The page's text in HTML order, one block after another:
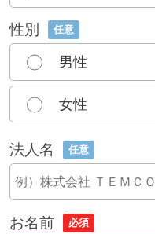
性別 任意
男性
女性
法人名 任意
お名前 必須